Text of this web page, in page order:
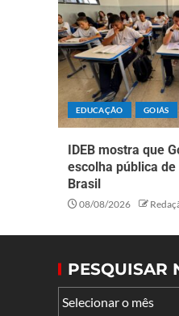
EDUCAÇÃO GOIÁS
IDEB mostra que
escolha pública
Brasil
08/08/2026
PESQUISAR